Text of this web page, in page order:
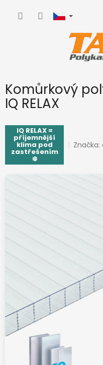
Komůrkový
IQ RELAX
IQ RELAX =
příjemnější
klima pod
zastřešením
❄️
Značka: